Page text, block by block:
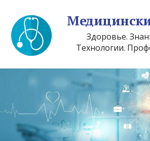
Здоровье.
Технологии.